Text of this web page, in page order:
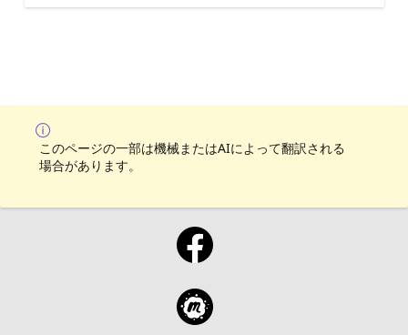
このページの一部は機械またはAIによって翻訳される
場合があります。